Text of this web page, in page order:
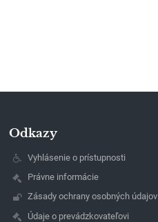
Odkazy
Vyhlásenie o prístupnosti
Právne informácie
Zásady ochrany osobných údajov
Údaje o prevádzkovateľovi